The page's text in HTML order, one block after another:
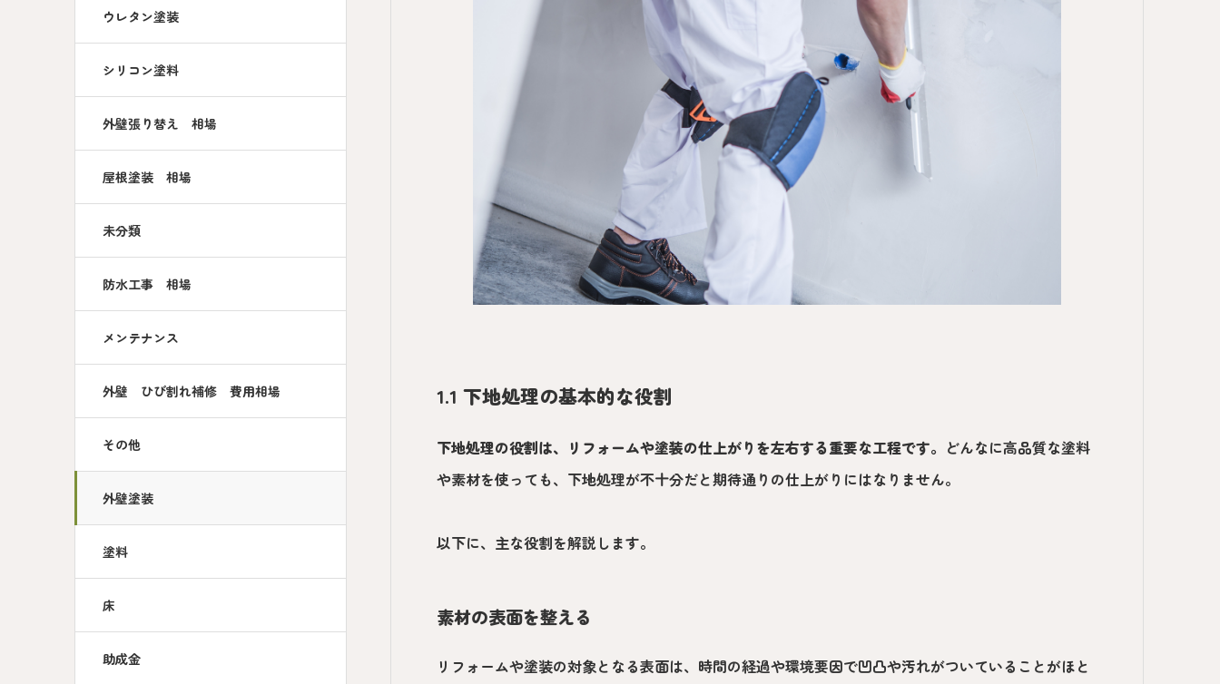
ウレタン塗装
シリコン塗料
外壁張り替え 相場
屋根塗装 相場
未分類
防水工事 相場
メンテナンス
外壁 ひび割れ補修 費用相場
その他
外壁塗装
塗料
床
助成金
1.1 下地処理の基本的な役割
下地処理の役割は、リフォームや塗装の仕上がりを左右する重要な工程です。 どんなに高品質な塗料
や素材を使っても、下地処理が不十分だと期待通りの仕上がりにはなりません。
以下に、主な役割を解説します。
素材の表面を整える
リフォームや塗装の対象となる表面は、時間の経過や環境要因で凹凸や汚れがついていることがほと